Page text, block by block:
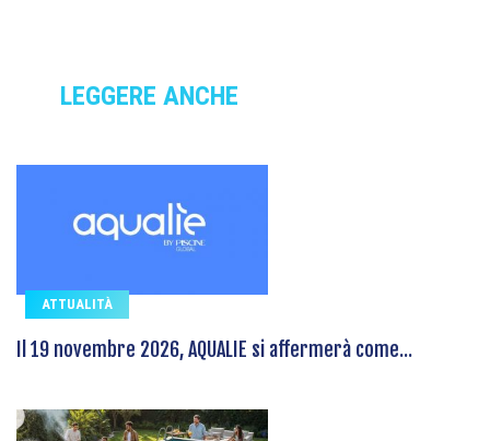
LEGGERE ANCHE
ATTUALITÀ
Il 19 novembre 2026, AQUALIE si affermerà come...